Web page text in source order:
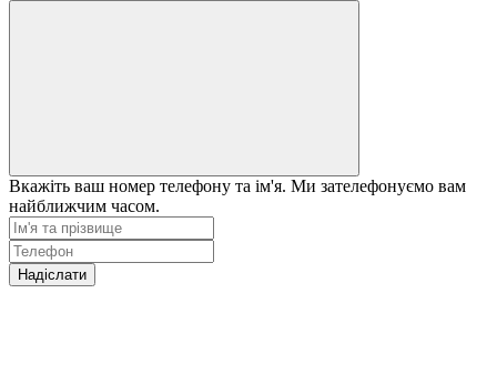
Вкажіть ваш номер телефону та ім'я. Ми зателефонуємо вам
найближчим часом.
Надіслати